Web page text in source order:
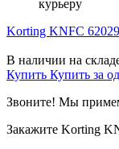
курьеру
Korting KNFC
В наличии на
Купить Купить за
Звоните! Мы
Закажите Korting